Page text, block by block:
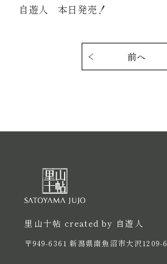
自遊人 本日発売！
前へ
里山十帖 created by 自遊人
〒949-6361 新潟県南魚沼市大沢1209-6